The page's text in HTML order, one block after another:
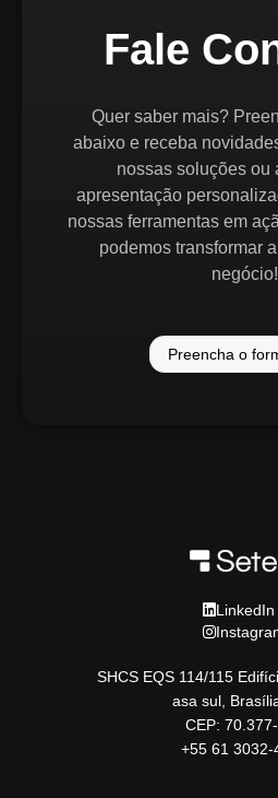
Fale
Quer saber mais?
abaixo e receba
nossas soluções ou
apresentação
nossas ferramentas em
podemos transformar
negócio!
Preencha o
LinkedIn
SHCS EQS 114/115
asa sul,
CEP:
+55 61 3032-